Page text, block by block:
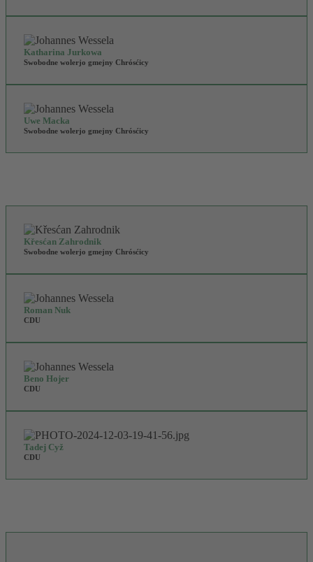
Katharina Jurkowa
Swobodne wolerjo gmejny Chrósćicy
Uwe Macka
Swobodne wolerjo gmejny Chrósćicy
Křesćan Zahrodnik
Swobodne wolerjo gmejny Chrósćicy
Roman Nuk
CDU
Beno Hojer
CDU
Tadej Cyž
CDU